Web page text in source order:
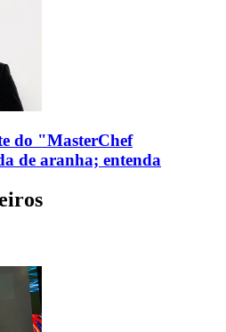
do "MasterChef
de aranha; entenda